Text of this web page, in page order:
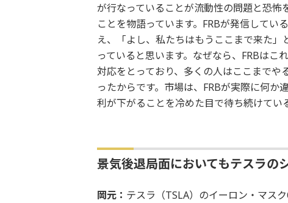
が行なっていることが流動性の問題と恐怖
ことを物語っています。FRBが発信してい
え、「よし、私たちはもうここまで来た」
っていると思います。なぜなら、FRBはこ
対応をとっており、多くの人はここまでや
ったからです。市場は、FRBが実際に何か
利が下がることを冷めた目で待ち続けてい
景気後退局面においてもテスラの
岡元： テスラ（TSLA）のイーロン・マス